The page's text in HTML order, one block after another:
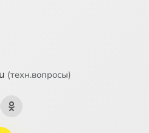
(техн.вопросы)